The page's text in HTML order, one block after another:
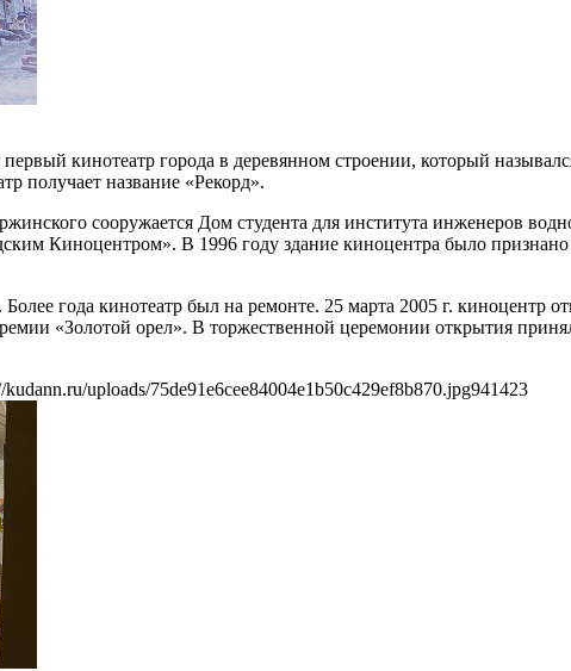
кинотеатр города в деревянном строении, который
получает название «Рекорд».
сооружается Дом студента для института инженеров
Киноцентром». В 1996 году здание киноцентра было
года кинотеатр был на ремонте. 25 марта 2005 г. киноцентр
«Золотой орел». В торжественной церемонии открытия
kudann.ru/uploads/75de91e6cee84004e1b50c429ef8b870.jpg941423